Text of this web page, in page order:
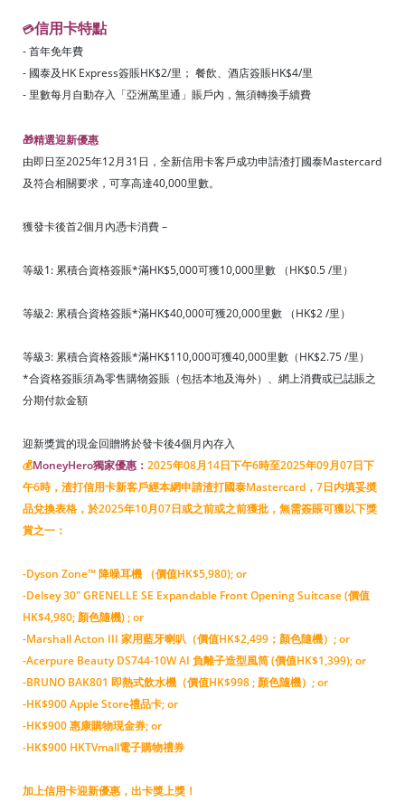
💳信用卡特點
- 首年免年費
- 國泰及HK Express簽賬HK$2/里； 餐飲、酒店簽賬HK$4/里
- 里數每月自動存入「亞洲萬里通」賬戶內，無須轉換手續費
🎁精選迎新優惠
由即日至2025年12月31日，全新信用卡客戶成功申請渣打國泰Mastercard
及符合相關要求，可享高達40,000里數。
獲發卡後首2個月內憑卡消費 –
等級1: 累積合資格簽賬*滿HK$5,000可獲10,000里數 （HK$0.5 /里）
等級2: 累積合資格簽賬*滿HK$40,000可獲20,000里數 （HK$2 /里）
等級3: 累積合資格簽賬*滿HK$110,000可獲40,000里數（HK$2.75 /里）
*合資格簽賬須為零售購物簽賬（包括本地及海外）、網上消費或已誌賬之
分期付款金額
迎新獎賞的現金回贈將於發卡後4個月內存入
💰MoneyHero獨家優惠： 2025年08月14日下午6時至2025年09月07日下
午6時，渣打信用卡新客戶經本網申請渣打國泰Mastercard，7日内填妥奬
品兌換表格，於2025年10月07日或之前或之前獲批，無需簽賬可獲以下獎
賞之一：
-Dyson Zone™ 降噪耳機 （價值HK$5,980); or
-Delsey 30" GRENELLE SE Expandable Front Opening Suitcase (價值
HK$4,980; 顏色隨機) ; or
-Marshall Acton III 家用藍牙喇叭（價值HK$2,499；顏色隨機）; or
-Acerpure Beauty DS744-10W AI 負離子造型風筒 (價值HK$1,399); or
-BRUNO BAK801 即熱式飲水機（價值HK$998 ; 顏色隨機）; or
-HK$900 Apple Store禮品卡; or
-HK$900 惠康購物現金券; or
-HK$900 HKTVmall電子購物禮券
加上信用卡迎新優惠，出卡獎上獎！